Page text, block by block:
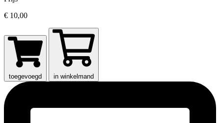
€ 10,00
toegevoegd in winkelmand